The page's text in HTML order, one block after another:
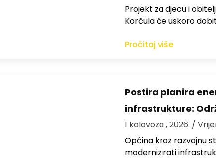
Projekt za djecu i
Korčula će uskoro
Pročitaj više
Postira planira
infrastrukture:
1 kolovoza , 2026. /
Općina kroz razvojnu
modernizirati